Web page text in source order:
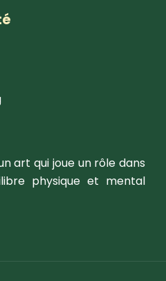
art qui joue un rôle dans
physique et mental